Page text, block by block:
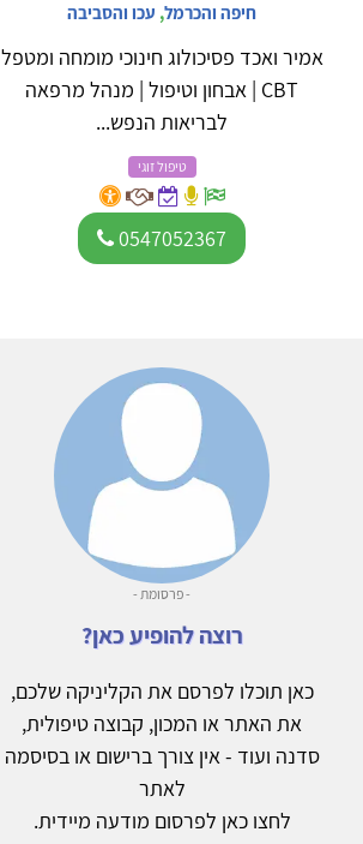
חיפה והכרמל, עכו והסביבה
אמיר ואכד פסיכולוג חינוכי מומחה ומטפל
CBT | אבחון וטיפול | מנהל מרפאה
לבריאות הנפש...
טיפול זוגי
0547052367
- פרסומת -
רוצה להופיע כאן?
כאן תוכלו לפרסם את הקליניקה שלכם,
את האתר או המכון, קבוצה טיפולית,
סדנה ועוד - אין צורך ברישום או בסיסמה
לאתר
לחצו כאן לפרסום מודעה מיידית.